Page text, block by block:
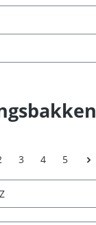
3 4 5